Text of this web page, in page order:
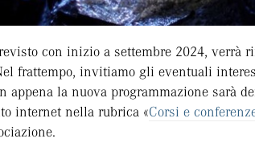
con inizio a settembre 2024, verrà
frattempo, invitiamo gli eventuali
appena la nuova programmazione sarà
internet nella rubrica «Corsi e